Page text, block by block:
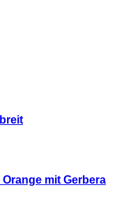
Orange mit Gerbera